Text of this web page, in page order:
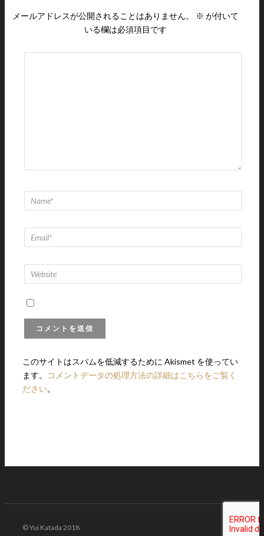
メールアドレスが公開されることはありません。 ※ が付いて
いる欄は必須項目です
このサイトはスパムを低減するために Akismet を使ってい
ます。
コメントデータの処理方法の詳細はこちらをご覧く
ださい。
© Yui Katada 2018